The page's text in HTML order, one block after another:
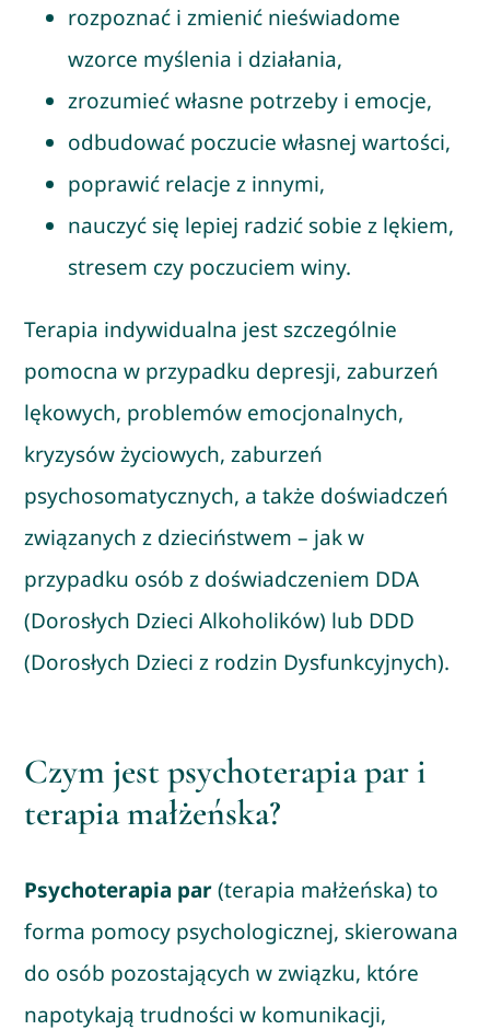
rozpoznać i zmienić nieświadome
wzorce myślenia i działania,
zrozumieć własne potrzeby i emocje,
odbudować poczucie własnej wartości,
poprawić relacje z innymi,
nauczyć się lepiej radzić sobie z lękiem,
stresem czy poczuciem winy.
Terapia indywidualna jest szczególnie
pomocna w przypadku depresji, zaburzeń
lękowych, problemów emocjonalnych,
kryzysów życiowych, zaburzeń
psychosomatycznych, a także doświadczeń
związanych z dzieciństwem – jak w
przypadku osób z doświadczeniem DDA
(Dorosłych Dzieci Alkoholików) lub DDD
(Dorosłych Dzieci z rodzin Dysfunkcyjnych).
Czym jest psychoterapia par i
terapia małżeńska?
Psychoterapia par(terapia małżeńska) to
forma pomocy psychologicznej, skierowana
do osób pozostających w związku, które
napotykają trudności w komunikacji,